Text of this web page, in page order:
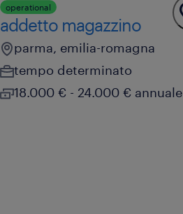
operational
addetto magazzino
parma, emilia-romagna
tempo determinato
18.000 € - 24.000 € annuale